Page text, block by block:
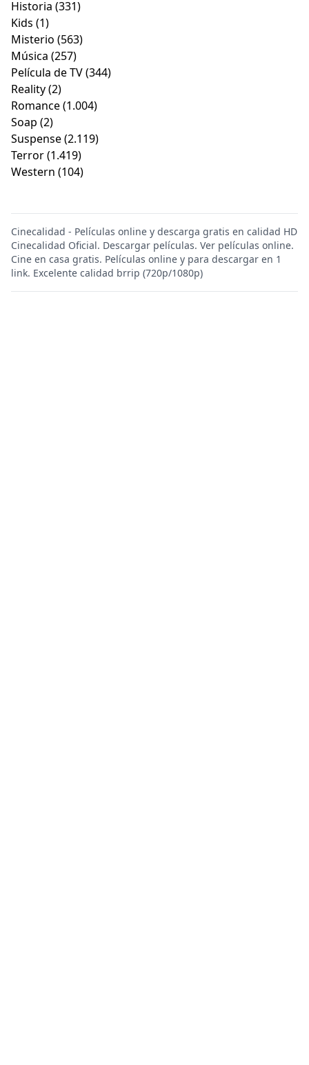
Historia (331)
Kids (1)
Misterio (563)
Música (257)
Película de TV(344)
Reality(2)
Romance(1.004)
Soap (2)
Suspense(2.119)
Terror(1.419)
Western (104)
Cinecalidad - Películas online y descarga gratis en calidad HD
Cinecalidad Oficial. Descargar películas. Ver películas online.
Cine en casa gratis. Películas online y para descargar en 1
link. Excelente calidad brrip (720p/1080p)